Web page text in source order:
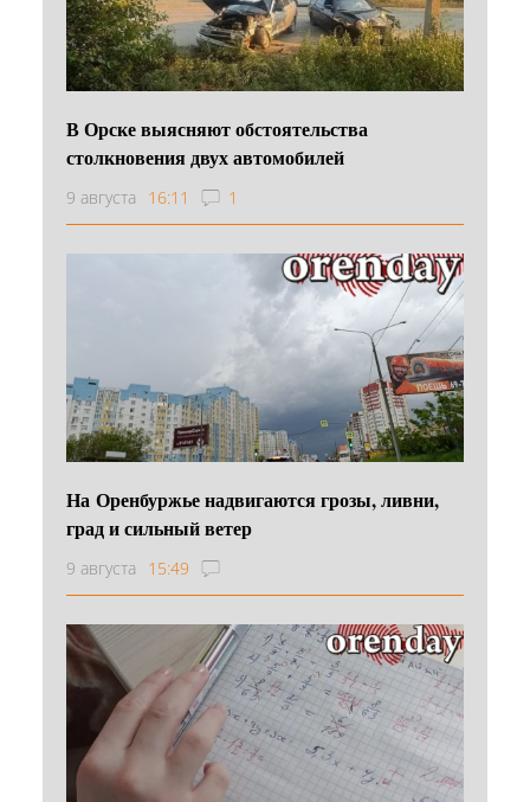
В Орске выясняют обстоятельства
столкновения двух автомобилей
9 августа 16:11 1
На Оренбуржье надвигаются грозы, ливни,
град и сильный ветер
9 августа 15:49